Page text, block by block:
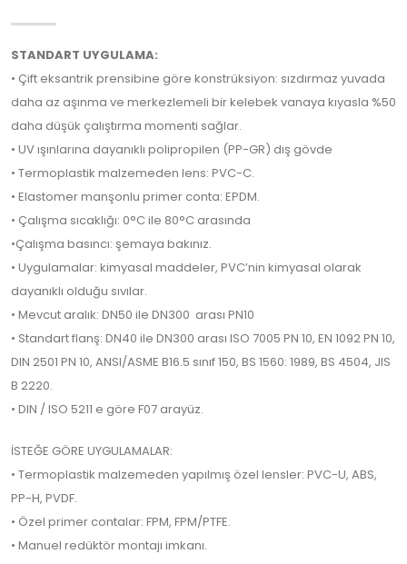
STANDART UYGULAMA:
• Çift eksantrik prensibine göre konstrüksiyon: sızdırmaz yuvada
daha az aşınma ve merkezlemeli bir kelebek vanaya kıyasla %50
daha düşük çalıştırma momenti sağlar.
• UV ışınlarına dayanıklı polipropilen (PP-GR) dış gövde
• Termoplastik malzemeden lens: PVC-C.
• Elastomer manşonlu primer conta: EPDM.
• Çalışma sıcaklığı: 0°C ile 80°C arasında
•Çalışma basıncı: şemaya bakınız.
• Uygulamalar: kimyasal maddeler, PVC’nin kimyasal olarak
dayanıklı olduğu sıvılar.
• Mevcut aralık: DN50 ile DN300 arası PN10
• Standart flanş: DN40 ile DN300 arası ISO 7005 PN 10, EN 1092 PN 10,
DIN 2501 PN 10, ANSI/ASME B16.5 sınıf 150, BS 1560: 1989, BS 4504, JIS
B 2220.
• DIN / ISO 5211 e göre F07 arayüz.
İSTEĞE GÖRE UYGULAMALAR:
• Termoplastik malzemeden yapılmış özel lensler: PVC-U, ABS,
PP-H, PVDF.
• Özel primer contalar: FPM, FPM/PTFE.
• Manuel redüktör montajı imkanı.